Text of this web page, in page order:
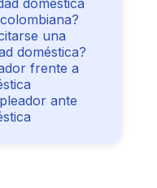
una
doméstica?
frente a
ante